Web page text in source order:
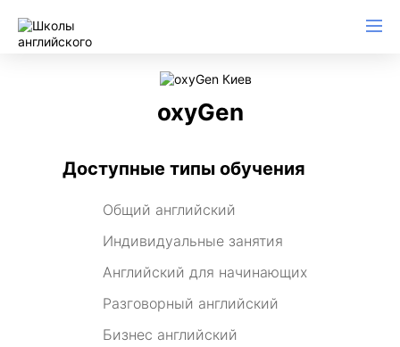
oxyGen
Доступные типы обучения
Общий английский
Индивидуальные занятия
Английский для начинающих
Разговорный английский
Бизнес английский